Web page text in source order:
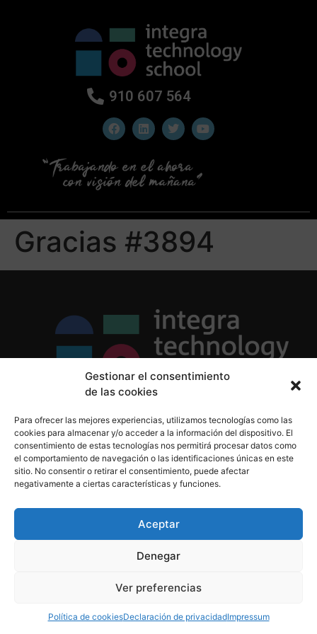
Gestionar el consentimiento
de las cookies
Para ofrecer las mejores experiencias, utilizamos tecnologías como las
cookies para almacenar y/o acceder a la información del dispositivo. El
consentimiento de estas tecnologías nos permitirá procesar datos como
el comportamiento de navegación o las identificaciones únicas en este
sitio. No consentir o retirar el consentimiento, puede afectar
negativamente a ciertas características y funciones.
Aceptar
Denegar
Ver preferencias
Política de cookiesDeclaración de privacidadImpressum
910 607 564
Gracias #3894
Política de Cookies
Aviso Legal
910 607 564
derechos reservados